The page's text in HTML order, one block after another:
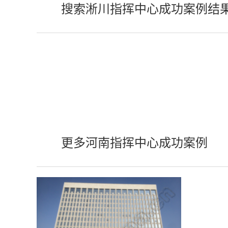
搜索淅川指挥中心成功案例结
更多河南指挥中心成功案例